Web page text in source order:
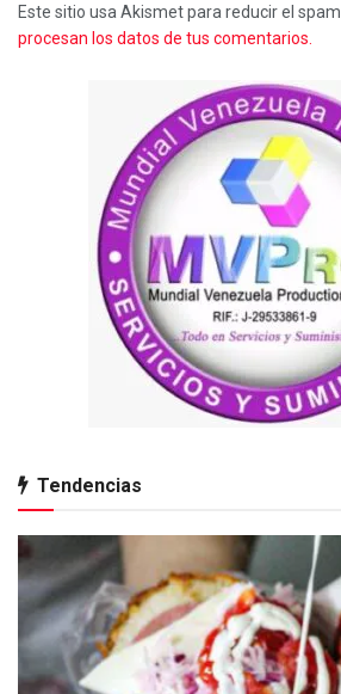
Este sitio usa Akismet para reducir el spam.
procesan los datos de tus comentarios.
Tendencias